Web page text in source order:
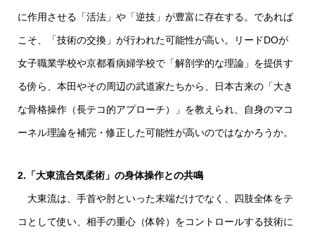
に作用させる「活法」や「逆技」が豊富に存在する。であれば
こそ、「技術の交換」が行われた可能性が高い。リードDOが
女子職業学校や京都看病婦学校で「解剖学的な理論」を提供す
る傍ら、本田やその周辺の武道家たちから、日本古来の「大き
な骨格操作（長テコ的アプローチ）」を教えられ、自身のマコ
ーネル理論を補完・修正した可能性が高いのではなかろうか。
2.「大東流合気柔術」の身体操作との共鳴
大東流は、手首や肘といった末端だけでなく、四肢全体をテ
コとして使い、相手の重心（体幹）をコントロールする技術に